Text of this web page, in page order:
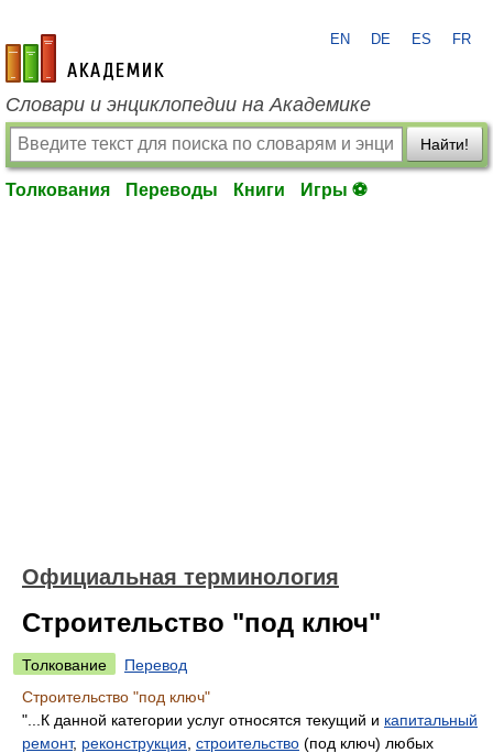
academic.ru
EN DE ES FR
Словари и энциклопедии на Академике
Найти!
Толкования Переводы Книги Игры ⚽
Официальная терминология
Строительство "под ключ"
Толкование
Перевод
Строительство "под ключ"
"...К данной категории услуг относятся текущий и капитальный
ремонт, реконструкция строительство (под ключ) любых